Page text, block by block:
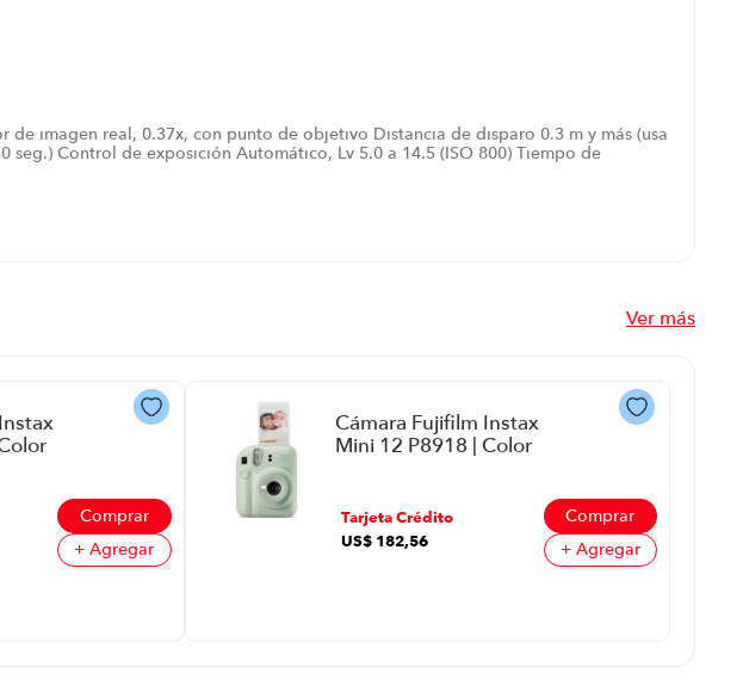
imagen real, 0.37x, con punto de objetivo Distancia de disparo 0.3 m y más (usa
Control de exposición Automático, Lv 5.0 a 14.5 (ISO 800) Tiempo de
Ver más
Comprar
+ Agregar
Cámara Fujifilm Instax
Mini 12 P8918 | Color
Tarjeta Crédito
US$ 182,56
Comprar
+ Agregar